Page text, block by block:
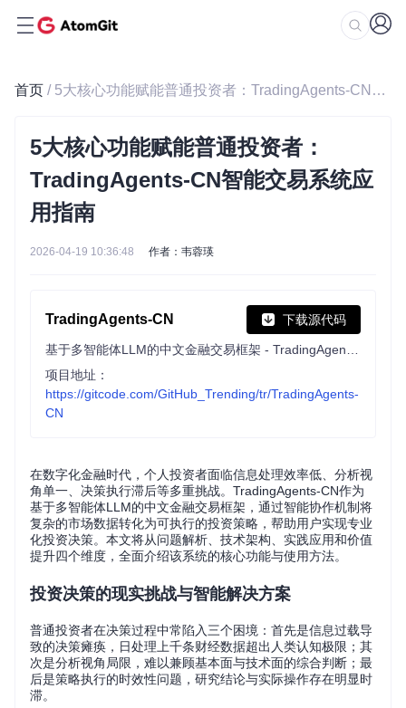
首页 / 5大核心功能赋能普通投资者：TradingAgents-CN智能交易系统应用指南
5大核心功能赋能普通投资者：
TradingAgents-CN智能交易系统应
用指南
2026-04-19 10:36:48 作者：韦蓉瑛
TradingAgents-CN 下载源代码
项目地址：
https://gitcode.com/GitHub_Trending/tr/TradingAgents-
CN
在数字化金融时代，个人投资者面临信息处理效率低、分析视
角单一、决策执行滞后等多重挑战。TradingAgents-CN作为
基于多智能体LLM的中文金融交易框架，通过智能协作机制将
复杂的市场数据转化为可执行的投资策略，帮助用户实现专业
化投资决策。本文将从问题解析、技术架构、实践应用和价值
提升四个维度，全面介绍该系统的核心功能与使用方法。
投资决策的现实挑战与智能解决方案
普通投资者在决策过程中常陷入三个困境：首先是信息过载导
致的决策瘫痪，日处理上千条财经数据超出人类认知极限；其
次是分析视角局限，难以兼顾基本面与技术面的综合判断；最
后是策略执行的时效性问题，研究结论与实际操作存在明显时
滞。